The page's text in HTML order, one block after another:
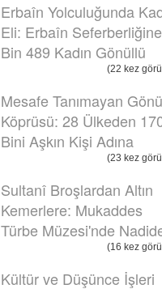
Erbaîn Yolculuğunda
Eli: Erbaîn
Bin 489 Kadın Gönüllü
(22 kez
Mesafe Tanımayan
Köprüsü: 28 Ülkeden
Bini Aşkın Kişi Adına
(23 kez
Sultanî Broşlardan Altın
Kemerlere: Mukaddes
Türbe Müzesi'nde
(16 kez
Kültür ve Düşünce İşleri